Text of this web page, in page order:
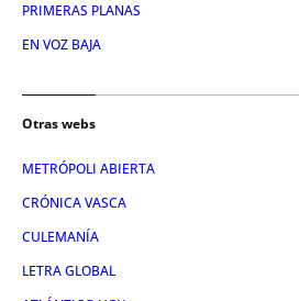
PRIMERAS PLANAS
EN VOZ BAJA
Otras webs
METRÓPOLI ABIERTA
CRÓNICA VASCA
CULEMANÍA
LETRA GLOBAL